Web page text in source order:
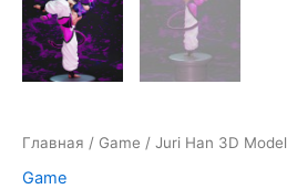
Главная / Game / Juri Han 3D Model
Game